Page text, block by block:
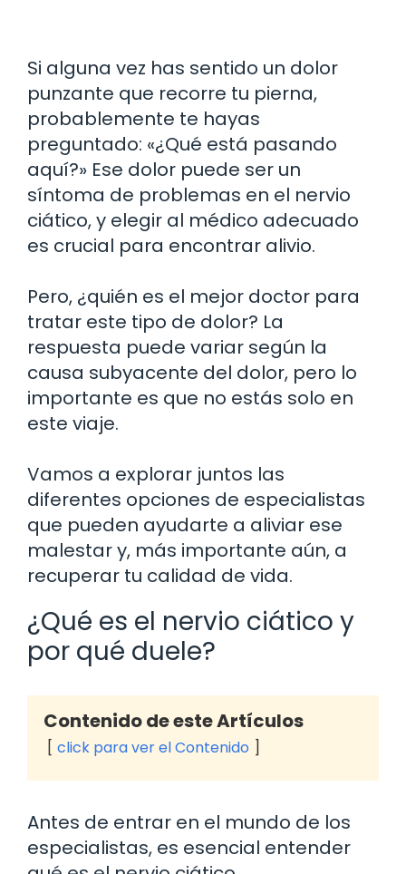
Si alguna vez has sentido un dolor
punzante que recorre tu pierna,
probablemente te hayas
preguntado: «¿Qué está pasando
aquí?» Ese dolor puede ser un
síntoma de problemas en el nervio
ciático, y elegir al médico adecuado
es crucial para encontrar alivio.
Pero, ¿quién es el mejor doctor para
tratar este tipo de dolor? La
respuesta puede variar según la
causa subyacente del dolor, pero lo
importante es que no estás solo en
este viaje.
Vamos a explorar juntos las
diferentes opciones de especialistas
que pueden ayudarte a aliviar ese
malestar y, más importante aún, a
recuperar tu calidad de vida.
¿Qué es el nervio ciático y
por qué duele?
Contenido de este Artículos
click para ver el Contenido
Antes de entrar en el mundo de los
especialistas, es esencial entender